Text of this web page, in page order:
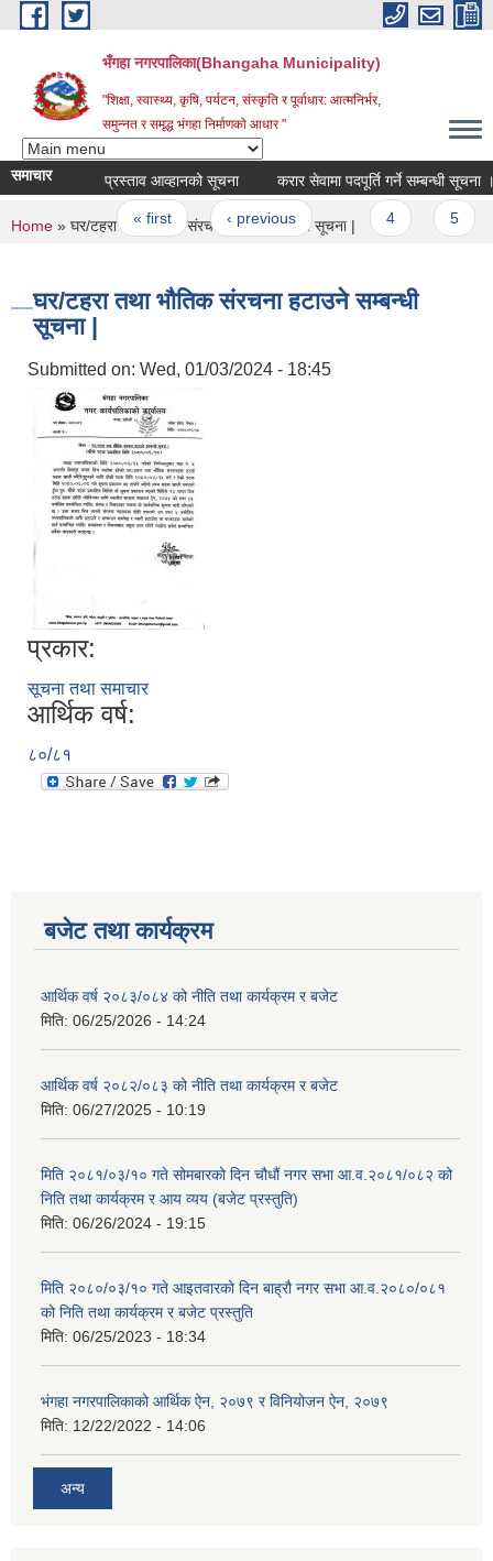
Skip to main content
भँगहा नगरपालिका(Bhangaha Municipality)
"शिक्षा, स्वास्थ्य, कृषि, पर्यटन, संस्कृति र पूर्वाधार: आत्मनिर्भर,
समुन्नत र समृद्ध भंगहा निर्माणको आधार "
समाचार प्रस्ताव आव्हानको सूचना करार सेवामा पदपूर्ति गर्ने सम्बन्धी सूचना
Pages
« first ‹ previous …
You are here
Home » घर/टहरा तथा भौतिक संरचना हटाउने सम्बन्धी सूचना |
घर/टहरा तथा भौतिक संरचना हटाउने सम्बन्धी
सूचना |
Submitted on: Wed, 01/03/2024 - 18:45
प्रकार:
सूचना तथा समाचार
आर्थिक वर्ष:
८०/८१
बजेट तथा कार्यक्रम
आर्थिक वर्ष २०८३/०८४ को नीति तथा कार्यक्रम र बजेट
मिति: 06/25/2026 - 14:24
आर्थिक वर्ष २०८२/०८३ को नीति तथा कार्यक्रम र बजेट
मिति: 06/27/2025 - 10:19
मिति २०८१/०३/१० गते सोमबारको दिन चौधौं नगर सभा आ.व.२०८१/०८२ को
निति तथा कार्यक्रम र आय व्यय (बजेट प्रस्तुति)
मिति: 06/26/2024 - 19:15
मिति २०८०/०३/१० गते आइतवारको दिन बाह्रौ नगर सभा आ.व.२०८०/०८१
को निति तथा कार्यक्रम र बजेट प्रस्तुति
मिति: 06/25/2023 - 18:34
भंगहा नगरपालिकाको आर्थिक ऐन, २०७९ र विनियोजन ऐन, २०७९
मिति: 12/22/2022 - 14:06
अन्य